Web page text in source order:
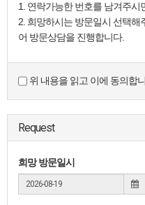
1. 연락가능한 번호를 남겨주시
2. 희망하시는 방문일시 선택
어 방문상담을 진행합니다.
위 내용을 읽고 이에 동의합
Request
희망 방문일시